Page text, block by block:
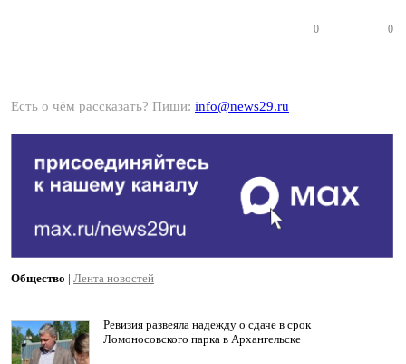
0 0
Есть о чём рассказать? Пиши: info@news29.ru
Общество | Лента новостей
Ревизия развеяла надежду о сдаче в срок
Ломоносовского парка в Архангельске